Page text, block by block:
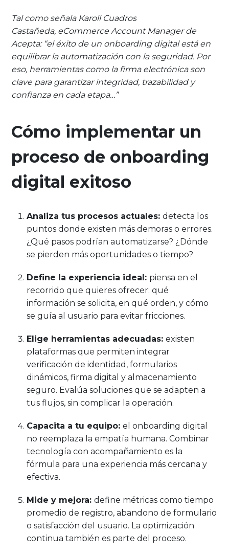
Tal como señala Karoll Cuadros
Castañeda, eCommerce Account Manager de
Acepta: “el éxito de un onboarding digital está en
equilibrar la automatización con la seguridad. Por
eso, herramientas como la firma electrónica son
clave para garantizar integridad, trazabilidad y
confianza en cada etapa…”
Cómo implementar un
proceso de onboarding
digital exitoso
Analiza tus procesos actuales:detecta los
puntos donde existen más demoras o errores.
¿Qué pasos podrían automatizarse? ¿Dónde
se pierden más oportunidades o tiempo?
Define la experiencia ideal: piensa en el
recorrido que quieres ofrecer: qué
información se solicita, en qué orden, y cómo
se guía al usuario para evitar fricciones.
Elige herramientas adecuadas:existen
plataformas que permiten integrar
verificación de identidad, formularios
dinámicos, firma digital y almacenamiento
seguro. Evalúa soluciones que se adapten a
tus flujos, sin complicar la operación.
Capacita a tu equipo:el onboarding digital
no reemplaza la empatía humana. Combinar
tecnología con acompañamiento es la
fórmula para una experiencia más cercana y
efectiva.
Mide y mejora:define métricas como tiempo
promedio de registro, abandono de formulario
o satisfacción del usuario. La optimización
continua también es parte del proceso.